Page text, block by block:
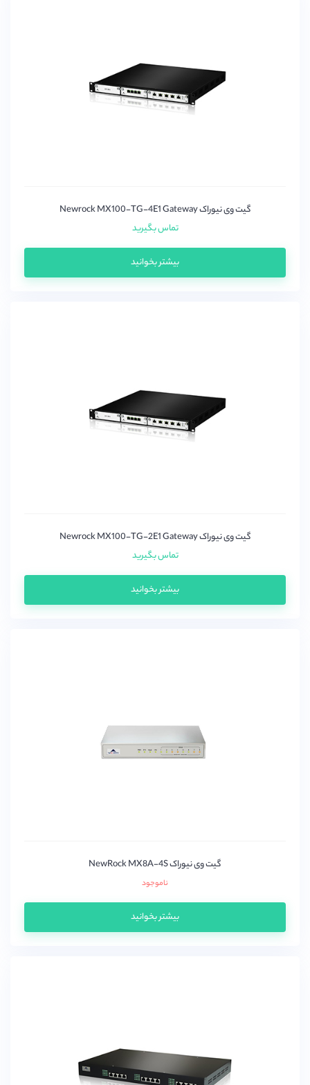
گیت وی نیوراک Newrock MX100-TG-4E1 Gateway
تماس بگیرید
بیشتر بخوانید
گیت وی نیوراک Newrock MX100-TG-2E1 Gateway
تماس بگیرید
بیشتر بخوانید
گیت وی نیوراک NewRock MX8A-4S
ناموجود
بیشتر بخوانید